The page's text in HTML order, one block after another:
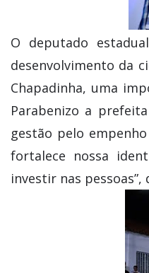
O deputado
desenvolvimento da
Chapadinha, uma
Parabenizo a
gestão pelo
fortalece nossa
investir nas pessoas”,